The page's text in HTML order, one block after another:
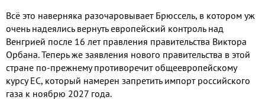
Всё это наверняка разочаровывает Брюссель, в котором уж
очень надеялись вернуть европейский контроль над
Венгрией после 16 лет правления правительства Виктора
Орбана.Теперь же заявления нового правительства в этой
стране по-прежнему противоречит общеевропейскому
курсу ЕС, который намерен запретить импорт российского
газа к ноябрю 2027 года.